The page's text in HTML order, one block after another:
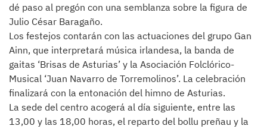
dé paso al pregón con una semblanza sobre la figura de
Julio César Baragaño.
Los festejos contarán con las actuaciones del grupo Gan
Ainn, que interpretará música irlandesa, la banda de
gaitas ‘Brisas de Asturias’ y la Asociación Folclórico-
Musical ‘Juan Navarro de Torremolinos’. La celebración
finalizará con la entonación del himno de Asturias.
La sede del centro acogerá al día siguiente, entre las
13,00 y las 18,00 horas, el reparto del bollu preñau y la